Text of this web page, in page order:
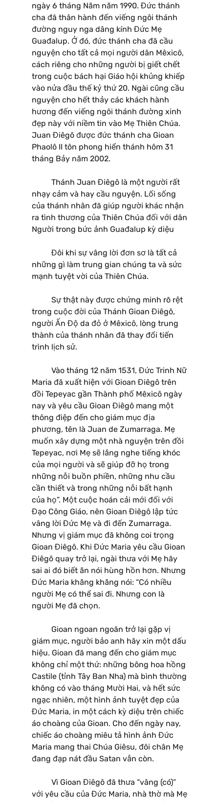
ngày 6 tháng Năm năm 1990. Đức thánh
cha đã thân hành đến viếng ngôi thánh
đường nguy nga dâng kính Đức Mẹ
Guađalup. Ở đó, đức thánh cha đã cầu
nguyện cho tất cả mọi người dân Mêxicô,
cách riêng cho những người bị giết chết
trong cuộc bách hại Giáo hội khủng khiếp
vào nửa đầu thế kỷ thứ 20. Ngài cũng cầu
nguyện cho hết thảy các khách hành
hương đến viếng ngôi thánh đường xinh
đẹp này với niềm tin vào Mẹ Thiên Chúa.
Juan Điêgô được đức thánh cha Gioan
Phaolô II tôn phong hiển thánh hôm 31
tháng Bảy năm 2002.
Thánh Juan Điêgô là một người rất
nhạy cảm và hay cầu nguyện. Lối sống
của thánh nhân đã giúp người khác nhận
ra tình thương của Thiên Chúa đối với dân
Người trong bức ảnh Guađalup kỳ diệu
Đôi khi sự vâng lời đơn sơ là tất cả
những gì làm trung gian chúng ta và sức
mạnh tuyệt vời của Thiên Chúa.
Sự thật này được chứng minh rõ rệt
trong cuộc đời của Thánh Gioan Điêgô,
người Ấn Độ da đỏ ở Mêxicô, lòng trung
thành của thánh nhân đã thay đổi tiến
trình lịch sử.
Vào tháng 12 năm 1531, Đức Trinh Nữ
Maria đã xuất hiện với Gioan Điêgô trên
đồi Tepeyac gần Thành phố Mêxicô ngày
nay và yêu cầu Gioan Điêgô mang một
thông điệp đến cho giám mục địa
phương, tên là Juan de Zumarraga. Mẹ
muốn xây dựng một nhà nguyện trên đồi
Tepeyac, nơi Mẹ sẽ lắng nghe tiếng khóc
của mọi người và sẽ giúp đỡ họ trong
những nỗi buồn phiền, những nhu cầu
cần thiết và trong những nỗi bất hạnh
của họ”. Một cuộc hoán cải mới đối với
Đạo Công Giáo, nên Gioan Điêgô lập tức
vâng lời Đức Mẹ và đi đến Zumarraga.
Nhưng vị giám mục đã không coi trọng
Gioan Điêgô. Khi Đức Maria yêu cầu Gioan
Điêgô quay trở lại, ngài thưa với Mẹ hãy
sai ai đó biết ăn nói hùng hồn hơn. Nhưng
Đức Maria khăng khăng nói: “Có nhiều
người Mẹ có thể sai đi. Nhưng con là
người Mẹ đã chọn.
Gioan ngoan ngoãn trở lại gặp vị
giám mục, người bảo anh hãy xin một dấu
hiệu. Gioan đã mang đến cho giám mục
không chỉ một thứ: những bông hoa hồng
Castile (tỉnh Tây Ban Nha) mà bình thường
không có vào tháng Mười Hai, và hết sức
ngạc nhiên, một hình ảnh tuyệt đẹp của
Đức Maria, in một cách kỳ diệu trên chiếc
áo choàng của Gioan. Cho đến ngày nay,
chiếc áo choàng miêu tả hình ảnh Đức
Maria mang thai Chúa Giêsu, đôi chân Mẹ
đang đạp nát đầu Satan vẫn còn.
Vì Gioan Điêgô đã thưa “vâng (có)”
với yêu cầu của Đức Maria, nhà thờ mà Mẹ